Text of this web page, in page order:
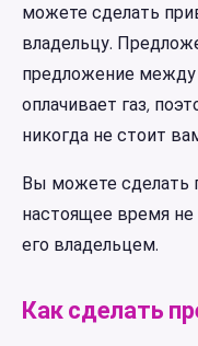
можете сделать
владельцу.
предложение
оплачивает газ,
никогда не стоит
Вы можете сделать
настоящее время не
его владельцем.
Как сделать